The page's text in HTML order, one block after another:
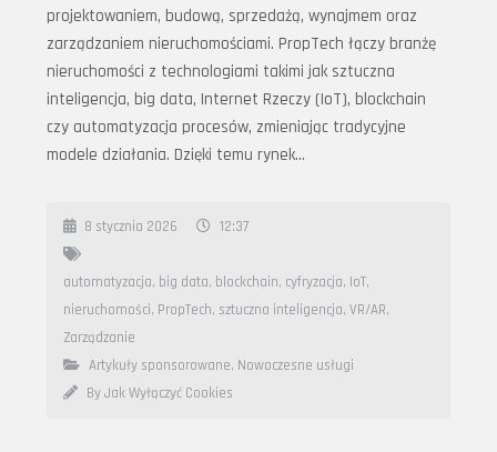
projektowaniem, budową, sprzedażą, wynajmem oraz
zarządzaniem nieruchomościami. PropTech łączy branżę
nieruchomości z technologiami takimi jak sztuczna
inteligencja, big data, Internet Rzeczy (IoT), blockchain
czy automatyzacja procesów, zmieniając tradycyjne
modele działania. Dzięki temu rynek…
8 stycznia 2026 12:37
automatyzacja, big data, blockchain, cyfryzacja, IoT,
nieruchomości, PropTech, sztuczna inteligencja, VR/AR,
Zarządzanie
Artykuły sponsorowane, Nowoczesne usługi
By Jak Wyłączyć Cookies